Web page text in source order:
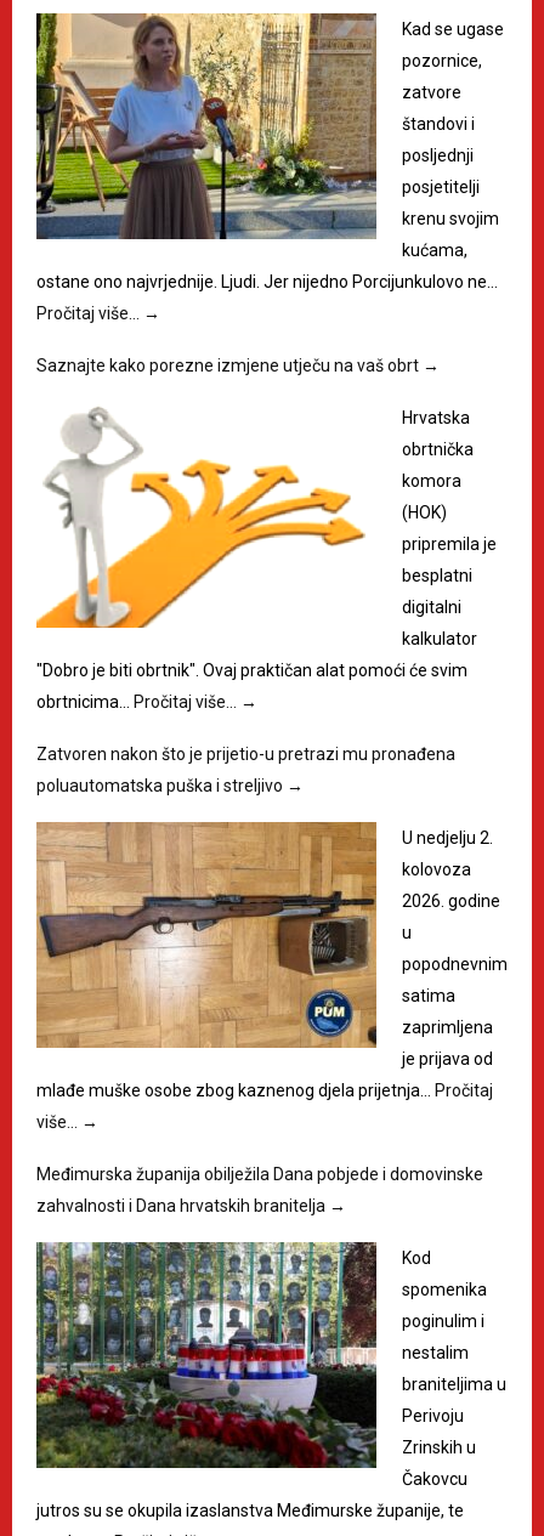
Kad se ugase
pozornice,
zatvore
štandovi i
posljednji
posjetitelji
krenu svojim
kućama,
ostane ono najvrjednije. Ljudi. Jer nijedno Porcijunkulovo ne…
Pročitaj više…
→
Saznajte kako porezne izmjene utječu na vaš obrt →
Hrvatska
obrtnička
komora
(HOK)
pripremila je
besplatni
digitalni
kalkulator
"Dobro je biti obrtnik". Ovaj praktičan alat pomoći će svim
obrtnicima…
Pročitaj više… →
Zatvoren nakon što je prijetio-u pretrazi mu pronađena
poluautomatska puška i streljivo →
U nedjelju 2.
kolovoza
2026. godine
u
popodnevnim
satima
zaprimljena
je prijava od
mlađe muške osobe zbog kaznenog djela prijetnja…
Pročitaj
više…
→
Međimurska županija obilježila Dana pobjede i domovinske
zahvalnosti i Dana hrvatskih branitelja →
Kod
spomenika
poginulim i
nestalim
braniteljima u
Perivoju
Zrinskih u
Čakovcu
jutros su se okupila izaslanstva Međimurske županije, te